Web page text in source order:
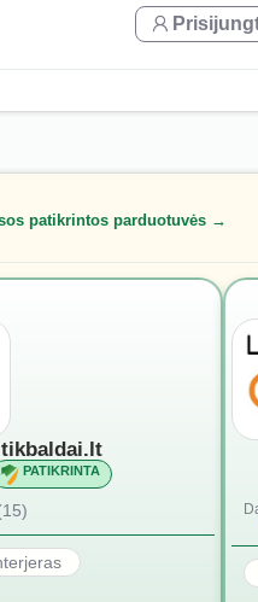
patikrintos parduotuvės →
tikbaldai.lt
PATIKRINTA